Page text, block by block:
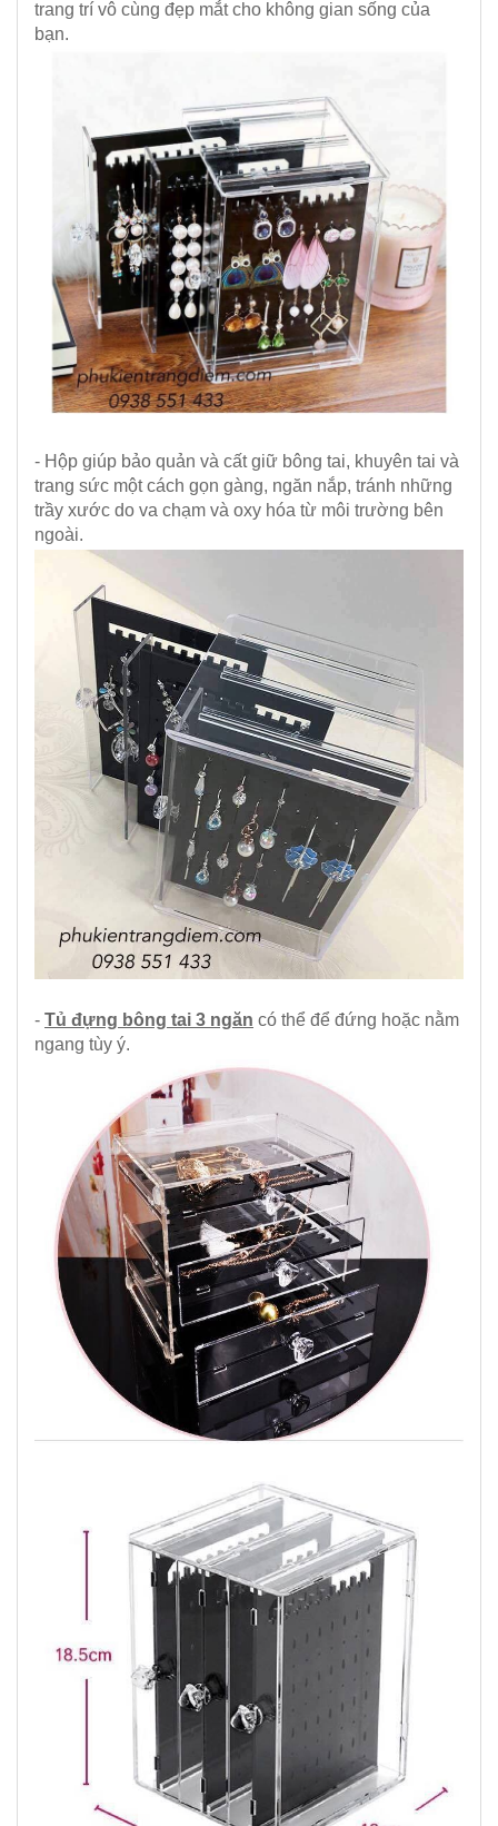
trang trí vô cùng đẹp mắt cho không gian sống của
bạn.
- Hộp giúp bảo quản và cất giữ bông tai, khuyên tai và
trang sức một cách gọn gàng, ngăn nắp, tránh những
trầy xước do va chạm và oxy hóa từ môi trường bên
ngoài.
- Tủ đựng bông tai 3 ngăn có thể để đứng hoặc nằm
ngang tùy ý.